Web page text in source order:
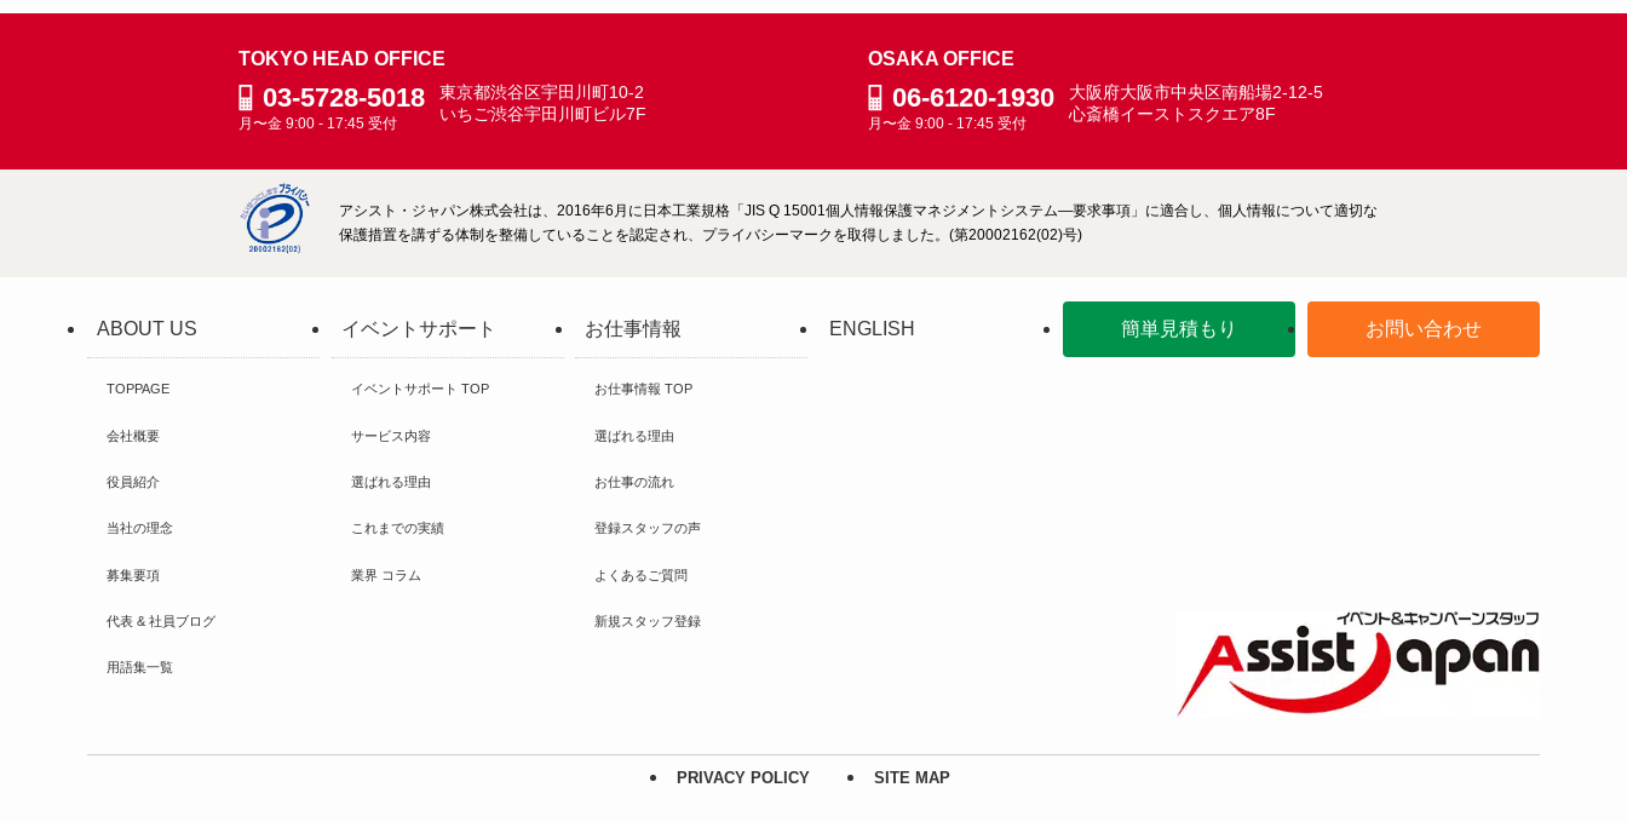
TOKYO HEAD OFFICE
03-5728-5018
月〜金 9:00 - 17:45 受付
東京都渋谷区宇田川町10-2
いちご渋谷宇田川町ビル7F
OSAKA OFFICE
06-6120-1930
月〜金 9:00 - 17:45 受付
大阪府大阪市中央区南船場2-12-5
心斎橋イーストスクエア8F
アシスト・ジャパン株式会社は、2016年6月に日本工業規格「JIS Q 15001個人情報保護マネジメントシステム―要求事項」に適合し、個人情報について適切な
保護措置を講ずる体制を整備していることを認定され、プライバシーマークを取得しました。(第20002162(02)号)
ABOUT US
TOPPAGE
会社概要
役員紹介
当社の理念
募集要項
代表 & 社員ブログ
用語集一覧
イベントサポート
イベントサポート TOP
サービス内容
選ばれる理由
これまでの実績
業界 コラム
お仕事情報
お仕事情報 TOP
選ばれる理由
お仕事の流れ
登録スタッフの声
よくあるご質問
新規スタッフ登録
ENGLISH 簡単見積もり お問い合わせ
PRIVACY POLICY SITE MAP